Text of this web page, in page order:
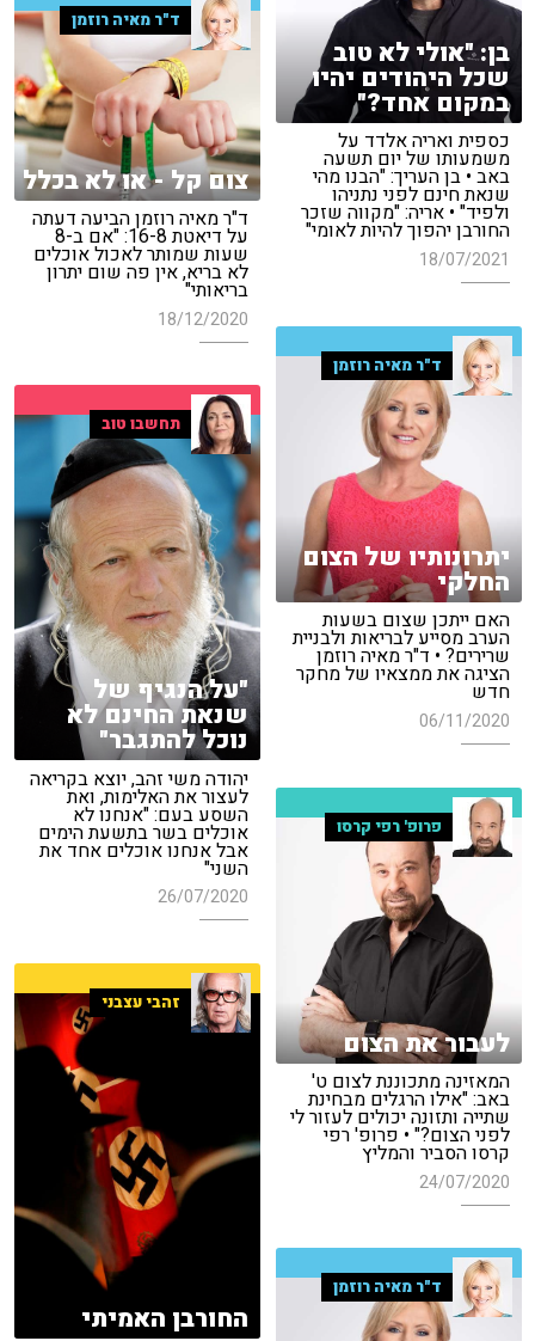
בן: "אולי לא טוב
שכל היהודים יהיו
במקום אחד?"
כספית ואריה אלדד על
משמעותו של יום תשעה
באב • בן העריך: "הבנו מהי
שנאת חינם לפני נתניהו
ולפיד" • אריה: "מקווה שזכר
החורבן יהפוך להיות לאומי"
18/07/2021
ד"ר מאיה רוזמן
צום קל - או לא בכלל
ד"ר מאיה רוזמן הביעה דעתה
על דיאטת 16-8: "אם ב-8
שעות שמותר לאכול אוכלים
לא בריא, אין פה שום יתרון
בריאותי"
18/12/2020
ד"ר מאיה רוזמן
יתרונותיו של הצום
החלקי
האם ייתכן שצום בשעות
הערב מסייע לבריאות ולבניית
שרירים? • ד"ר מאיה רוזמן
הציגה את ממצאיו של מחקר
חדש
06/11/2020
תחשבו טוב
"על הנגיף של
שנאת החינם לא
נוכל להתגבר"
יהודה משי זהב, יוצא בקריאה
לעצור את האלימות, ואת
השסע בעם: "אנחנו לא
אוכלים בשר בתשעת הימים
אבל אנחנו אוכלים אחד את
השני"
26/07/2020
פרופ' רפי קרסו
לעבור את הצום
המאזינה מתכוננת לצום ט'
באב: "אילו הרגלים מבחינת
שתייה ותזונה יכולים לעזור לי
לפני הצום?" • פרופ' רפי
קרסו הסביר והמליץ
24/07/2020
זהבי עצבני
החורבן האמיתי
ד"ר מאיה רוזמן